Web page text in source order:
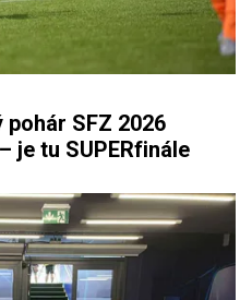
pohár SFZ 2026
je tu SUPERfinále